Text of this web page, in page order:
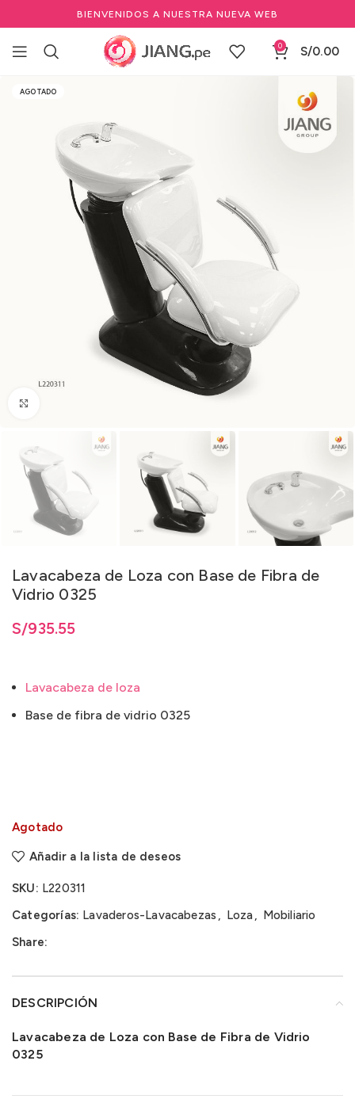
BIENVENIDOS A NUESTRA NUEVA WEB
0 S/0.00
Inicio Mobiliario
AGOTADO
Lavacabeza de Loza con Base de Fibra de
Vidrio 0325
S/935.55
Lavacabeza de loza
Base de fibra de vidrio 0325
Agotado
Añadir a la lista de deseos
SKU: L220311
Categorías: Lavaderos-Lavacabezas , Loza,
Mobiliario
Share:
DESCRIPCIÓN
Lavacabeza de Loza con Base de Fibra de Vidrio
0325